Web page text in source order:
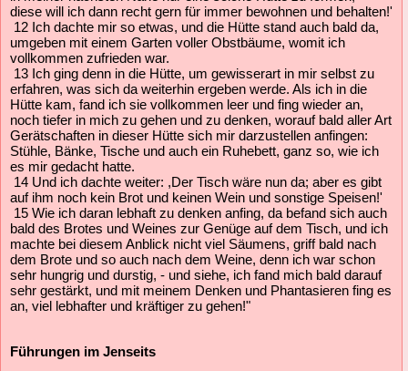
diese will ich dann recht gern für immer bewohnen und behalten!'
12 Ich dachte mir so etwas, und die Hütte stand auch bald da,
umgeben mit einem Garten voller Obstbäume, womit ich
vollkommen zufrieden war.
13 Ich ging denn in die Hütte, um gewisserart in mir selbst zu
erfahren, was sich da weiterhin ergeben werde. Als ich in die
Hütte kam, fand ich sie vollkommen leer und fing wieder an,
noch tiefer in mich zu gehen und zu denken, worauf bald aller Art
Gerätschaften in dieser Hütte sich mir darzustellen anfingen:
Stühle, Bänke, Tische und auch ein Ruhebett, ganz so, wie ich
es mir gedacht hatte.
14 Und ich dachte weiter: ,Der Tisch wäre nun da; aber es gibt
auf ihm noch kein Brot und keinen Wein und sonstige Speisen!'
15 Wie ich daran lebhaft zu denken anfing, da befand sich auch
bald des Brotes und Weines zur Genüge auf dem Tisch, und ich
machte bei diesem Anblick nicht viel Säumens, griff bald nach
dem Brote und so auch nach dem Weine, denn ich war schon
sehr hungrig und durstig, - und siehe, ich fand mich bald darauf
sehr gestärkt, und mit meinem Denken und Phantasieren fing es
an, viel lebhafter und kräftiger zu gehen!"
Führungen im Jenseits